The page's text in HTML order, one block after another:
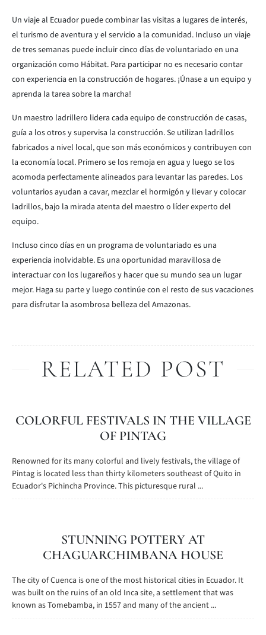
Un viaje al Ecuador puede combinar las visitas a lugares de interés,
el turismo de aventura y el servicio a la comunidad. Incluso un viaje
de tres semanas puede incluir cinco días de voluntariado en una
organización como Hábitat. Para participar no es necesario contar
con experiencia en la construcción de hogares. ¡Únase a un equipo y
aprenda la tarea sobre la marcha!
Un maestro ladrillero lidera cada equipo de construcción de casas,
guía a los otros y supervisa la construcción. Se utilizan ladrillos
fabricados a nivel local, que son más económicos y contribuyen con
la economía local. Primero se los remoja en agua y luego se los
acomoda perfectamente alineados para levantar las paredes. Los
voluntarios ayudan a cavar, mezclar el hormigón y llevar y colocar
ladrillos, bajo la mirada atenta del maestro o líder experto del
equipo.
Incluso cinco días en un programa de voluntariado es una
experiencia inolvidable. Es una oportunidad maravillosa de
interactuar con los lugareños y hacer que su mundo sea un lugar
mejor. Haga su parte y luego continúe con el resto de sus vacaciones
para disfrutar la asombrosa belleza del Amazonas.
RELATED POST
COLORFUL FESTIVALS IN THE VILLAGE
OF PINTAG
Renowned for its many colorful and lively festivals, the village of
Pintag is located less than thirty kilometers southeast of Quito in
Ecuador's Pichincha Province. This picturesque rural ...
STUNNING POTTERY AT
CHAGUARCHIMBANA HOUSE
The city of Cuenca is one of the most historical cities in Ecuador. It
was built on the ruins of an old Inca site, a settlement that was
known as Tomebamba, in 1557 and many of the ancient ...